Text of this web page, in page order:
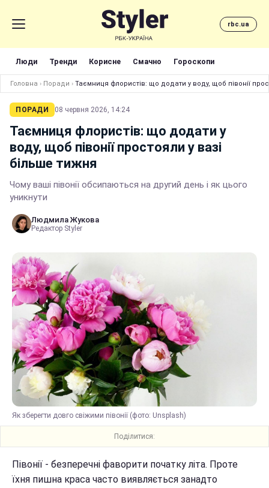
rbc.ua
Люди Тренди Корисне Смачно Гороскопи
Головна › Поради › Таємниця флористів: що додати у воду, щоб півонії
ПОРАДИ 08 червня 2026, 14:24
Таємниця флористів: що додати у
воду, щоб півонії простояли у вазі
більше тижня
Чому ваші півонії обсипаються на другий день і як цього
уникнути
Людмила Жукова
Редактор Styler
Як зберегти довго свіжими півонії (фото: Unsplash)
Поділитися:
Півонії - безперечні фаворити початку літа. Проте
їхня пишна краса часто виявляється занадто